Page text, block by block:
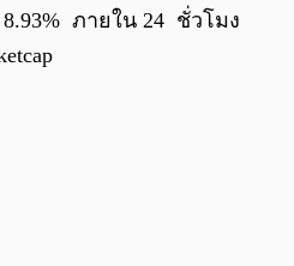
ภายใน 24 ชั่วโมง